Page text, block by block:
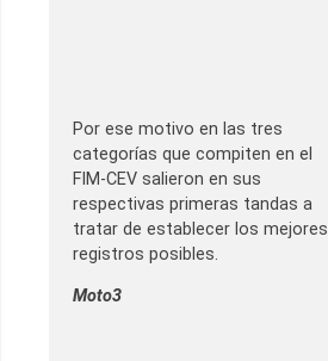
Por ese motivo en las tres
categorías que compiten en el
FIM-CEV salieron en sus
respectivas primeras tandas a
tratar de establecer los mejores
registros posibles.
Moto3